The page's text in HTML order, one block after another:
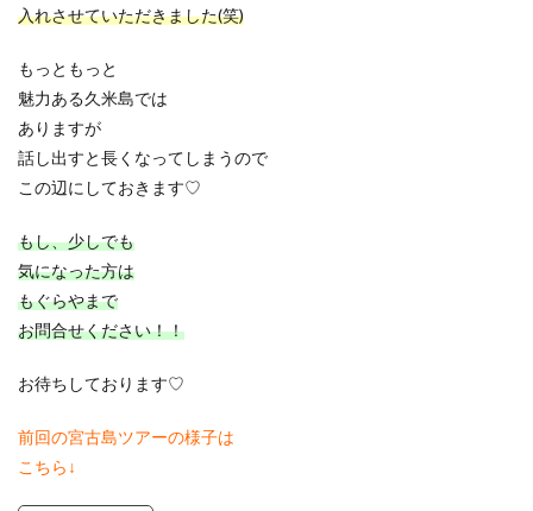
入れさせていただきました(笑)
もっともっと
魅力ある久米島では
ありますが
話し出すと長くなってしまうので
この辺にしておきます♡
もし、少しでも
気になった方は
もぐらやまで
お問合せください！！
お待ちしております♡
前回の宮古島ツアーの様子は
こちら↓